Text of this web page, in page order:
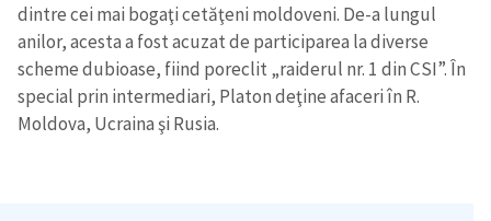
dintre cei mai bogaţi cetăţeni moldoveni. De-a lungul
anilor, acesta a fost acuzat de participarea la diverse
scheme dubioase, fiind poreclit „raiderul nr. 1 din CSI”. În
special prin intermediari, Platon deţine afaceri în R.
Moldova, Ucraina şi Rusia.